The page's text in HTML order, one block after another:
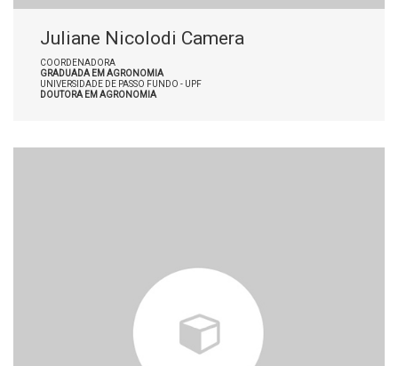
Juliane Nicolodi Camera
COORDENADORA
GRADUADA EM AGRONOMIA
UNIVERSIDADE DE PASSO FUNDO - UPF
DOUTORA EM AGRONOMIA